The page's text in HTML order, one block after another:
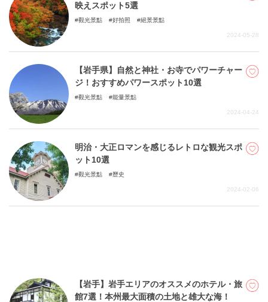
映えスポット5選
觀光景點 好拍照 絕景景點
2024-05-28
【岩手県】自然と神社・お寺でパワーチャー
ジ！おすすめパワースポット10選
觀光景點 能量景點
2024-04-24
明治・大正ロマンを感じるレトロな観光スポ
ット10選
觀光景點 歷史
2024-02-06
【岩手】岩手エリアのオススメのホテル・旅
館7選！本州最大面積の土地と雄大な海！